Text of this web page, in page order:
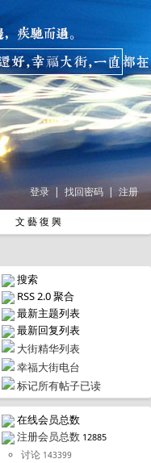
登录 | 找回密码 | 注册
文 藝 復 興
搜索
RSS 2.0 聚合
最新主题列表
最新回复列表
大街精华列表
幸福大街电台
标记所有帖子已读
在线会员总数
注册会员总数 12885
讨论 143399